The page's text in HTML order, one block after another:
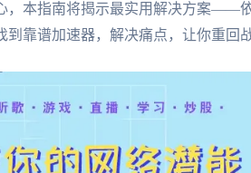
，本指南将揭示最实用解决方案——
靠谱加速器，解决痛点，让你重回战